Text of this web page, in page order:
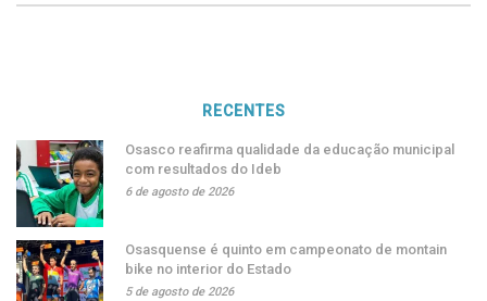
RECENTES
Osasco reafirma qualidade da educação municipal
com resultados do Ideb
6 de agosto de 2026
Osasquense é quinto em campeonato de montain
bike no interior do Estado
5 de agosto de 2026